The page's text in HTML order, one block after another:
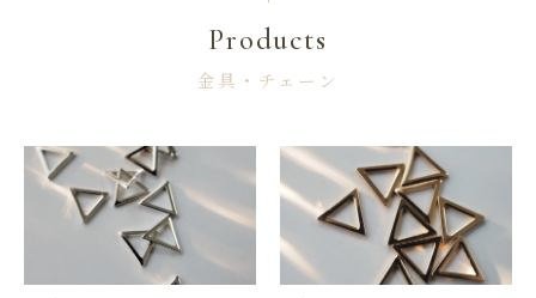
Products
金具・チェーン